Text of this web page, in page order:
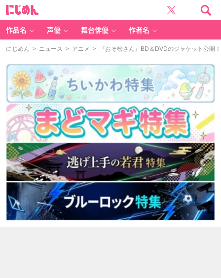
作品名 声優 舞台俳優 作者名
にじめん > ニュース > アニメ > 『おそ松さん』BD＆DVDのジャケット公開